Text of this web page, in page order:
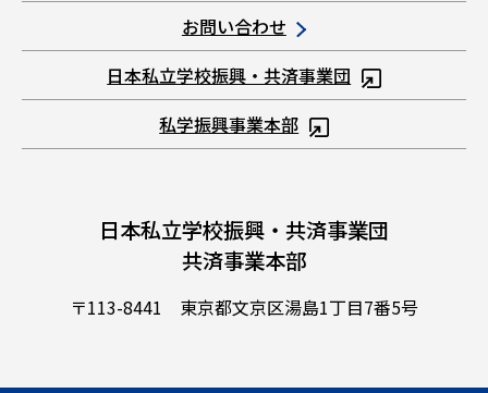
お問い合わせ
日本私立学校振興・共済事業団
私学振興事業本部
日本私立学校振興・共済事業団
共済事業本部
〒113-8441 東京都文京区湯島1丁目7番5号